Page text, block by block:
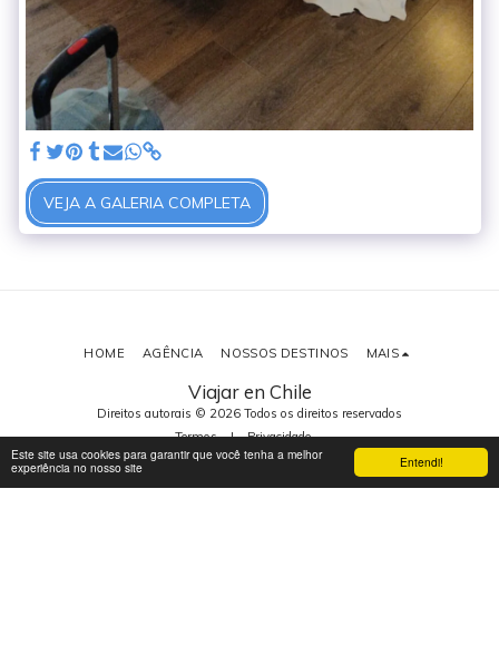
Entendi!
Este site usa cookies para garantir que você tenha a melhor
experiência no nosso site
VEJA A GALERIA COMPLETA
Viajar en Chile
Direitos autorais © 2026 Todos os direitos reservados
Termos|Privacidade
HOME AGÊNCIA NOSSOS DESTINOS MAIS